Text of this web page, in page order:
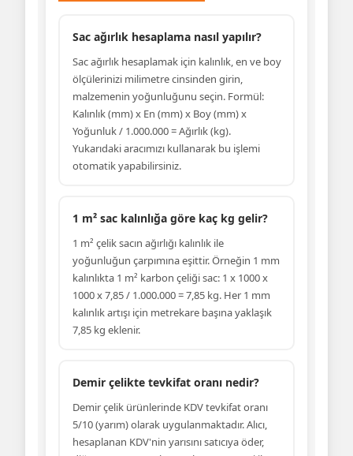
Sac ağırlık hesaplama nasıl yapılır?
Sac ağırlık hesaplamak için kalınlık, en ve boy
ölçülerinizi milimetre cinsinden girin,
malzemenin yoğunluğunu seçin. Formül:
Kalınlık (mm) x En (mm) x Boy (mm) x
Yoğunluk / 1.000.000 = Ağırlık (kg).
Yukarıdaki aracımızı kullanarak bu işlemi
otomatik yapabilirsiniz.
1 m² sac kalınlığa göre kaç kg gelir?
1 m² çelik sacın ağırlığı kalınlık ile
yoğunluğun çarpımına eşittir. Örneğin 1 mm
kalınlıkta 1 m² karbon çeliği sac: 1 x 1000 x
1000 x 7,85 / 1.000.000 = 7,85 kg. Her 1 mm
kalınlık artışı için metrekare başına yaklaşık
7,85 kg eklenir.
Demir çelikte tevkifat oranı nedir?
Demir çelik ürünlerinde KDV tevkifat oranı
5/10 (yarım) olarak uygulanmaktadır. Alıcı,
hesaplanan KDV'nin yarısını satıcıya öder,